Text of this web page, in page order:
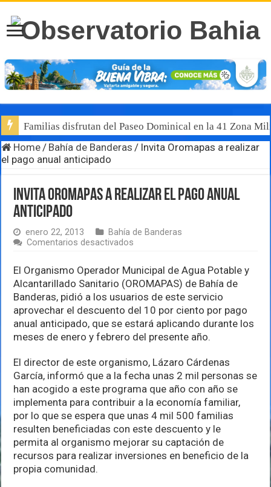
Familias disfrutan del Paseo Dominical en la 41 Zona
Home / Bahía de Banderas / Invita Oromapas a realizar
el pago anual anticipado
Invita Oromapas a realizar el pago anual
anticipado
enero 22, 2013
Bahía de Banderas
Comentarios desactivados
a
realizar
el
pago
anual
anticipado
El Organismo Operador Municipal de Agua Potable y
Alcantarillado Sanitario (OROMAPAS) de Bahía de
Banderas, pidió a los usuarios de este servicio
aprovechar el descuento del 10 por ciento por pago
anual anticipado, que se estará aplicando durante los
meses de enero y febrero del presente año.
El director de este organismo, Lázaro Cárdenas
García, informó que a la fecha unas 2 mil personas se
han acogido a este programa que año con año se
implementa para contribuir a la economía familiar,
por lo que se espera que unas 4 mil 500 familias
resulten beneficiadas con este descuento y le
permita al organismo mejorar su captación de
recursos para realizar inversiones en beneficio de la
propia comunidad.